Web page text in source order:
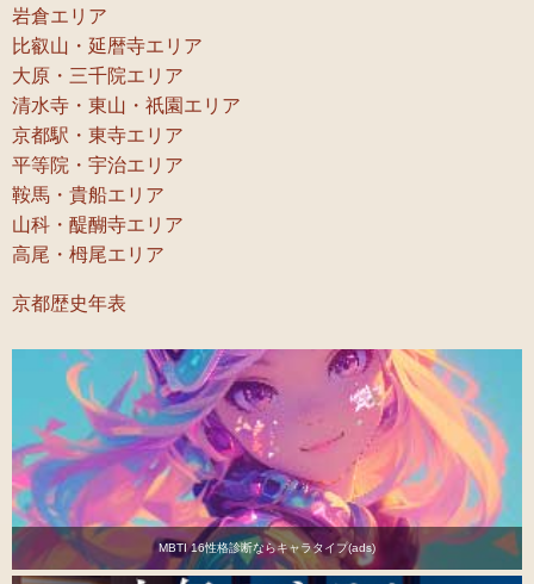
岩倉エリア
比叡山・延暦寺エリア
大原・三千院エリア
清水寺・東山・祇園エリア
京都駅・東寺エリア
平等院・宇治エリア
鞍馬・貴船エリア
山科・醍醐寺エリア
高尾・栂尾エリア
京都歴史年表
MBTI 16性格診断ならキャラタイプ(ads)